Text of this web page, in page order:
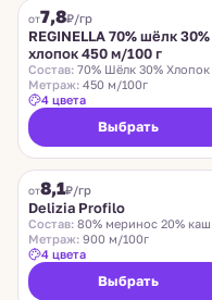
от7,8₽/гр
REGINELLA 70% шёлк 30%
хлопок 450 м/100 г
Состав: 70% Шёлк 30% Хлопок
Метраж: 450 м/100г
4 цвета
Выбрать
от8,1₽/гр
Delizia Profilo
Состав: 80% меринос 20% кашемир
Метраж: 900 м/100г
4 цвета
Выбрать